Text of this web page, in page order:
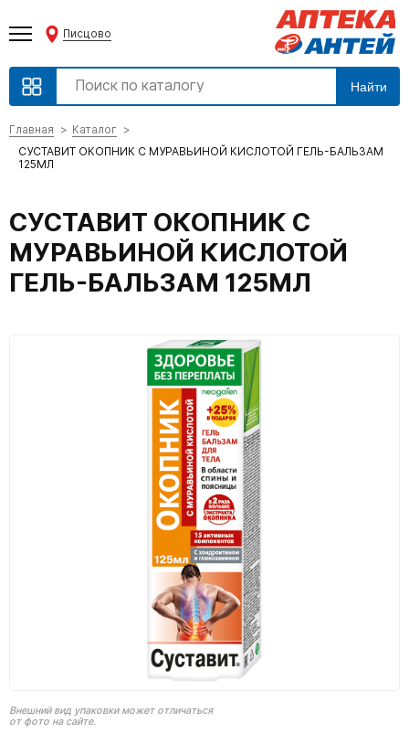
Писцово
Найти
Главная
Каталог
СУСТАВИТ ОКОПНИК С МУРАВЬИНОЙ КИСЛОТОЙ ГЕЛЬ-БАЛЬЗАМ
125МЛ
СУСТАВИТ ОКОПНИК С
МУРАВЬИНОЙ КИСЛОТОЙ
ГЕЛЬ-БАЛЬЗАМ 125МЛ
Внешний вид упаковки может отличаться
от фото на сайте.